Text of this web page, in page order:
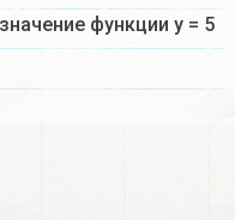
функции у = 5